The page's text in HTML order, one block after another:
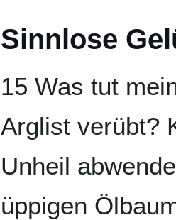
Sinnlose
15 Was tut
Arglist verübt?
Unheil
üppigen